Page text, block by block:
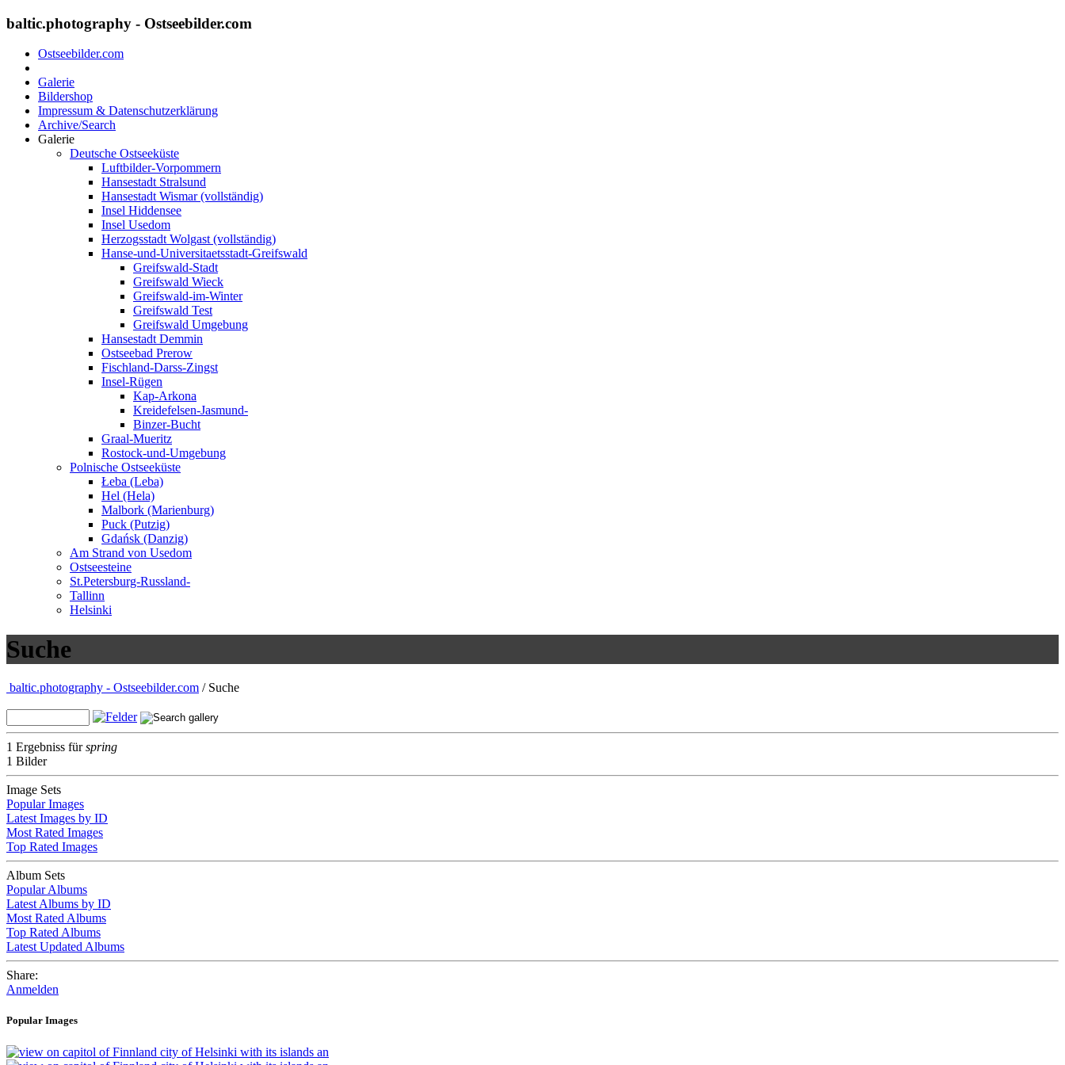
baltic.photography - Ostseebilder.com
Ostseebilder.com
Galerie
Bildershop
Impressum & Datenschutzerklärung
Archive/Search
Galerie
Deutsche Ostseeküste
Luftbilder-Vorpommern
Hansestadt Stralsund
Hansestadt Wismar (vollständig)
Insel Hiddensee
Insel Usedom
Herzogsstadt Wolgast (vollständig)
Hanse-und-Universitaetsstadt-Greifswald
Greifswald-Stadt
Greifswald Wieck
Greifswald-im-Winter
Greifswald Test
Greifswald Umgebung
Hansestadt Demmin
Ostseebad Prerow
Fischland-Darss-Zingst
Insel-Rügen
Kap-Arkona
Kreidefelsen-Jasmund-
Binzer-Bucht
Graal-Mueritz
Rostock-und-Umgebung
Polnische Ostseeküste
Łeba (Leba)
Hel (Hela)
Malbork (Marienburg)
Puck (Putzig)
Gdańsk (Danzig)
Am Strand von Usedom
Ostseesteine
St.Petersburg-Russland-
Tallinn
Helsinki
Suche
baltic.photography - Ostseebilder.com / Suche
1 Ergebniss fürspring
1 Bilder
Image Sets
Popular Images
Latest Images by ID
Most Rated Images
Top Rated Images
Album Sets
Popular Albums
Latest Albums by ID
Most Rated Albums
Top Rated Albums
Latest Updated Albums
Share:
Anmelden
Popular Images